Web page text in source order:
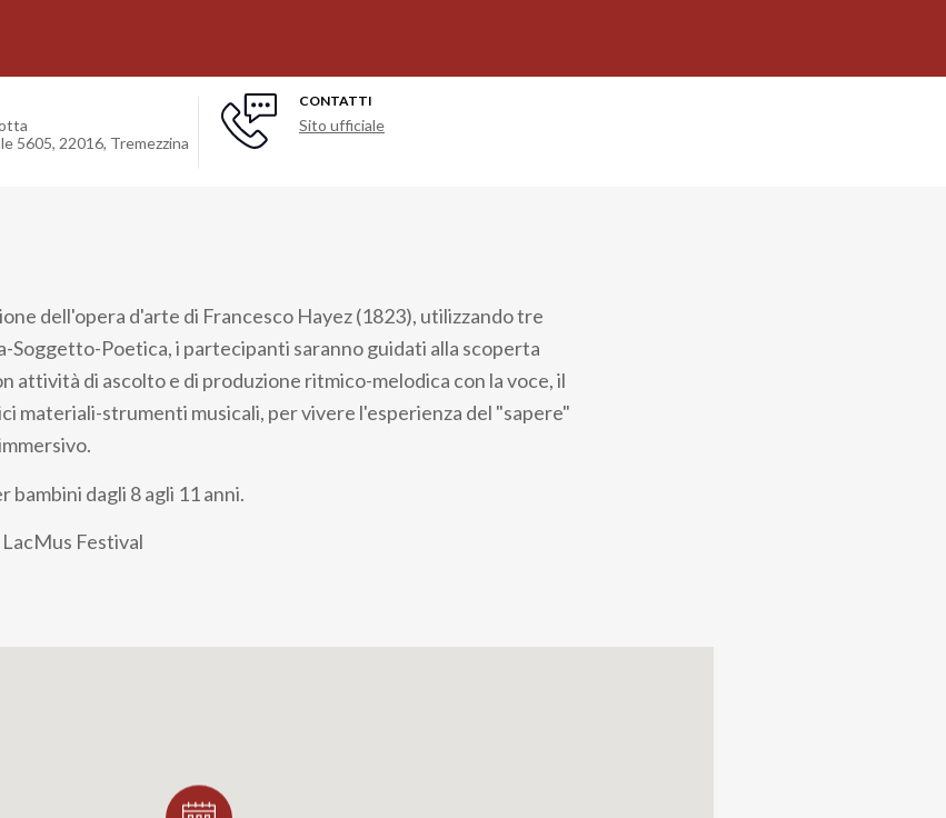
5605, 22016, Tremezzina
CONTATTI
Sito ufficiale
dell'opera d'arte di Francesco Hayez (1823), utilizzando tre
Soggetto-Poetica, i partecipanti saranno guidati alla scoperta
attività di ascolto e di produzione ritmico-melodica con la voce, il
materiali-strumenti musicali, per vivere l'esperienza del "sapere"
bambini dagli 8 agli 11 anni.
Festival